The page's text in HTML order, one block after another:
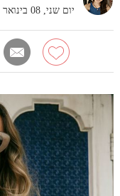
יום שני, 08 בינואר 2018, 10:30